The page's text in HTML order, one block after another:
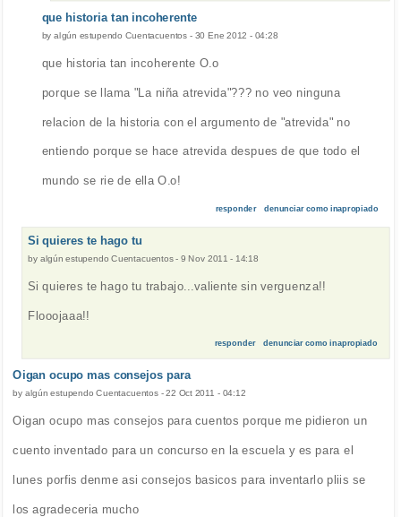
que historia tan incoherente
byalgún estupendo Cuentacuentos - 30 Ene 2012 - 04:28
que historia tan incoherente O.o
porque se llama "La niña atrevida"??? no veo ninguna
relacion de la historia con el argumento de "atrevida" no
entiendo porque se hace atrevida despues de que todo el
mundo se rie de ella O.o!
responder denunciar como inapropiado
Si quieres te hago tu
by algún estupendo Cuentacuentos-9 Nov 2011 - 14:18
Si quieres te hago tu trabajo...valiente sin verguenza!!
Flooojaaa!!
responder denunciar como inapropiado
Oigan ocupo mas consejos para
by algún estupendo Cuentacuentos-22 Oct 2011 - 04:12
Oigan ocupo mas consejos para cuentos porque me pidieron un
cuento inventado para un concurso en la escuela y es para el
lunes porfis denme asi consejos basicos para inventarlo pliis se
los agradeceria mucho